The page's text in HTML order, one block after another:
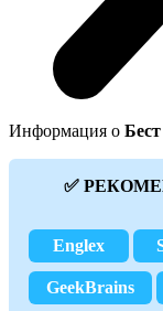
Информация о
✅
Englex
GeekBrains